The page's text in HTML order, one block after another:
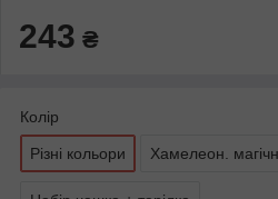
243 ₴
Колір
Різні кольори Хамелеон.